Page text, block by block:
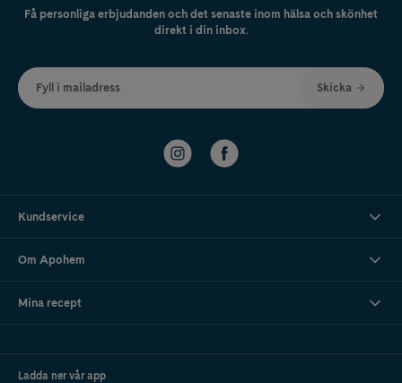
Få personliga erbjudanden och det senaste inom hälsa och skönhet
direkt i din inbox.
Fyll i mailadress Skicka
Kundservice
Om Apohem
Mina recept
Ladda ner vår app